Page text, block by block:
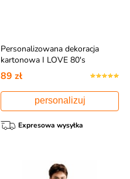
Personalizowana dekoracja
kartonowa I LOVE 80's
89 zł
personalizuj
Expresowa wysyłka